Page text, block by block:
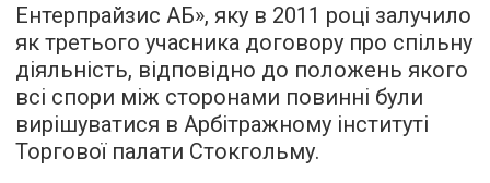
Ентерпрайзис АБ», яку в 2011 році залучило
як третього учасника договору про спільну
діяльність, відповідно до положень якого
всі спори між сторонами повинні були
вирішуватися в Арбітражному інституті
Торгової палати Стокгольму.